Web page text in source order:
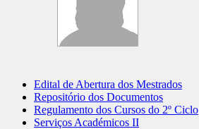
Edital de Abertura dos Mestrados
Repositório dos Documentos
Regulamento dos Cursos do 2º Ciclo
Serviços Académicos II